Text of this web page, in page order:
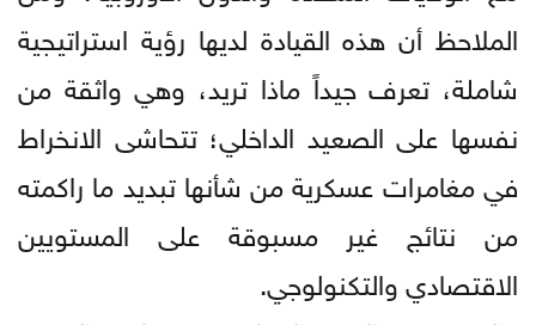
الملاحظ أن هذه القيادة لديها رؤية استراتيجية
شاملة، تعرف جيداً ماذا تريد، وهي واثقة من
نفسها على الصعيد الداخلي؛ تتحاشى الانخراط
في مغامرات عسكرية من شأنها تبديد ما راكمته
من نتائج غير مسبوقة على المستويين
الاقتصادي والتكنولوجي.